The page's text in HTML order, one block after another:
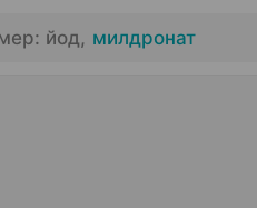
йод, милдронат